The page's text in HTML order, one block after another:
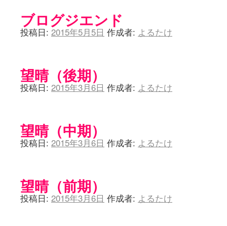
ブログジエンド
投稿日: 2015年5月5日 作成者: よるたけ
望晴（後期）
投稿日: 2015年3月6日 作成者: よるたけ
望晴（中期）
投稿日: 2015年3月6日 作成者: よるたけ
望晴（前期）
投稿日: 2015年3月6日 作成者: よるたけ